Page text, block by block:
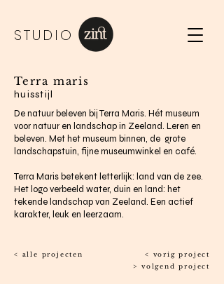
STUDIO
Terra maris
huisstijl
De natuur beleven bij Terra Maris. Hét museum
voor natuur en landschap in Zeeland. Leren en
beleven. Met het museum binnen, de grote
landschapstuin, fijne museumwinkel en café.
Terra Maris betekent letterlijk: land van de zee.
Het logo verbeeld water, duin en land: het
tekende landschap van Zeeland. Een actief
karakter, leuk en leerzaam.
< alle projecten
< vorig project
> volgend project